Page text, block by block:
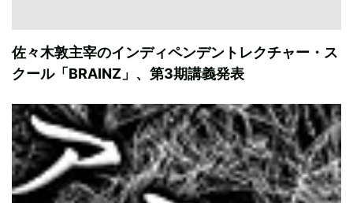
佐々木敦主宰のインディペンデントレクチャー・ス
クール「BRAINZ」、第3期講義発表